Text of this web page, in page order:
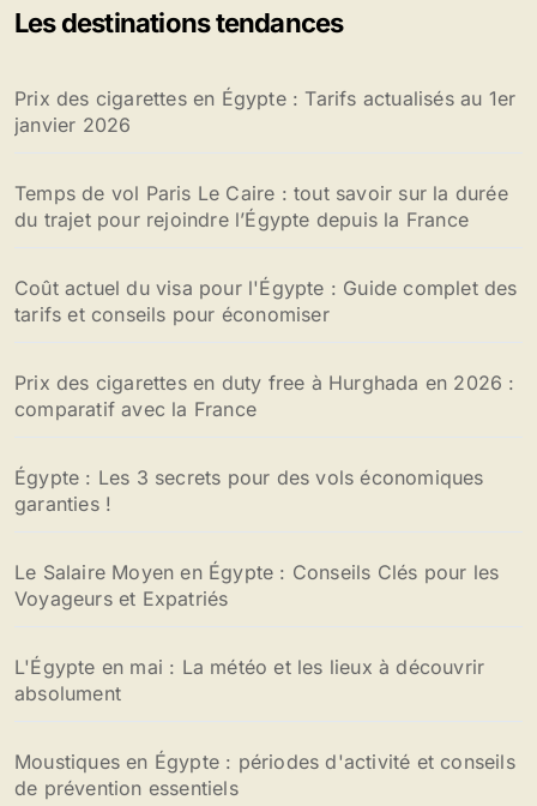
Les destinations tendances
Prix des cigarettes en Égypte : Tarifs actualisés au 1er
janvier 2026
Temps de vol Paris Le Caire : tout savoir sur la durée
du trajet pour rejoindre l’Égypte depuis la France
Coût actuel du visa pour l'Égypte : Guide complet des
tarifs et conseils pour économiser
Prix des cigarettes en duty free à Hurghada en 2026 :
comparatif avec la France
Égypte : Les 3 secrets pour des vols économiques
garanties !
Le Salaire Moyen en Égypte : Conseils Clés pour les
Voyageurs et Expatriés
L'Égypte en mai : La météo et les lieux à découvrir
absolument
Moustiques en Égypte : périodes d'activité et conseils
de prévention essentiels